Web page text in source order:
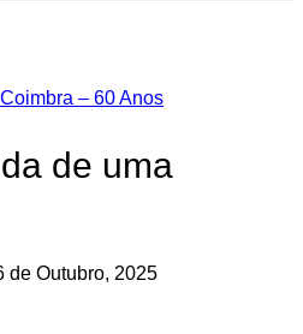
– 60 Anos
de uma
de Outubro, 2025